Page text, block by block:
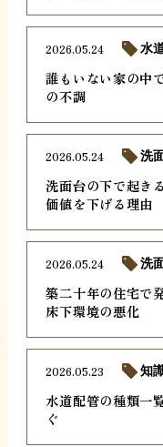
誰もいない家の中
の不調
2026.05.24 水
洗面台の下で起き
価値を下げる理由
2026.05.24 洗
築二十年の住宅で
床下環境の悪化
2026.05.24 洗
水道配管の種類一
ぐ
2026.05.23 知